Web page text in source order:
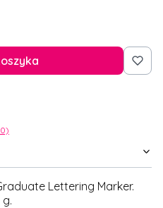
Lettering Marker.